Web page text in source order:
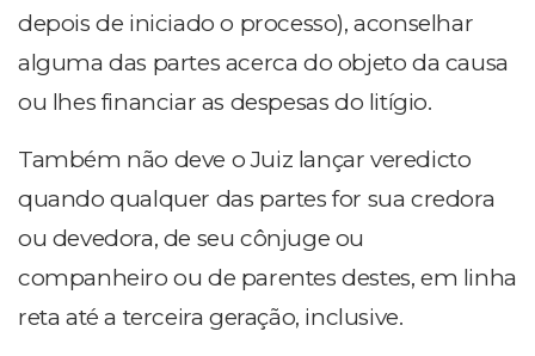
depois de iniciado o processo), aconselhar
alguma das partes acerca do objeto da causa
ou lhes financiar as despesas do litígio.
Também não deve o Juiz lançar veredicto
quando qualquer das partes for sua credora
ou devedora, de seu cônjuge ou
companheiro ou de parentes destes, em linha
reta até a terceira geração, inclusive.